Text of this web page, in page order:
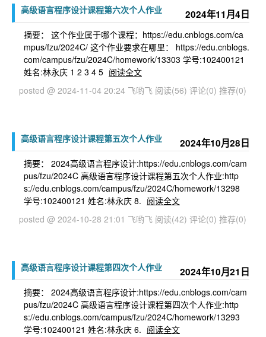
2024年11月4日
高级语言程序设计课程第六次个人作业
摘要： 这个作业属于哪个课程：https://edu.cnblogs.com/ca
mpus/fzu/2024C/ 这个作业要求在哪里： https://edu.cnblogs.
com/campus/fzu/2024C/homework/13303 学号:102400121
姓名:林永庆 1 2 3 4 5 阅读全文
posted @ 2024-11-04 20:24 飞哟飞 阅读(56) 评论(0) 推荐(0)
2024年10月28日
高级语言程序设计课程第五次个人作业
摘要： 2024高级语言程序设计:https://edu.cnblogs.com/cam
pus/fzu/2024C 高级语言程序设计课程第五次个人作业:http
s://edu.cnblogs.com/campus/fzu/2024C/homework/13298
学号:102400121 姓名:林永庆 8. 阅读全文
posted @ 2024-10-28 21:01 飞哟飞 阅读(42) 评论(0) 推荐(0)
2024年10月21日
高级语言程序设计课程第四次个人作业
摘要： 2024高级语言程序设计:https://edu.cnblogs.com/cam
pus/fzu/2024C 高级语言程序设计课程第四次个人作业:http
s://edu.cnblogs.com/campus/fzu/2024C/homework/13293
学号:102400121 姓名:林永庆 6. 阅读全文